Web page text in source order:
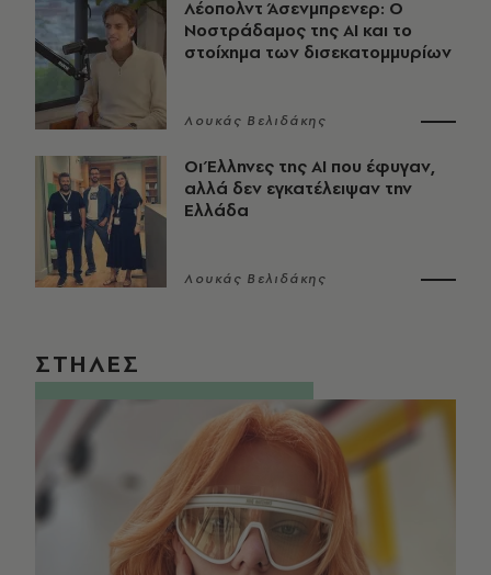
Λέοπολντ Άσενμπρενερ: Ο
Νοστράδαμος της AI και το
στοίχημα των δισεκατομμυρίων
Λουκάς Βελιδάκης
Οι Έλληνες της ΑΙ που έφυγαν,
αλλά δεν εγκατέλειψαν την
Ελλάδα
Λουκάς Βελιδάκης
ΣΤΗΛΕΣ